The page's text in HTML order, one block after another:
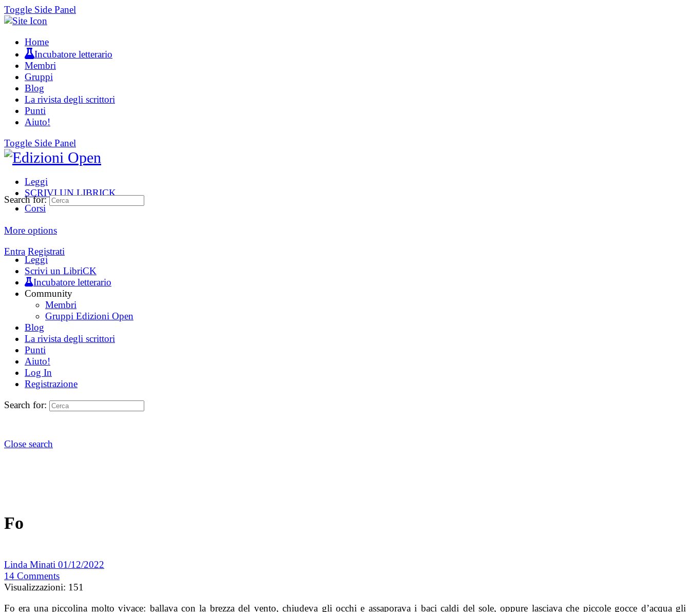
Toggle Side Panel
Home
Incubatore letterario
Membri
Gruppi
Blog
La rivista degli scrittori
Punti
Aiuto!
Toggle Side Panel
Leggi
SCRIVI UN LIBRICK
Corsi
More options
Entra Registrati
Search for:
Leggi
Scrivi un LibriCK
Incubatore letterario
Community
Membri
Gruppi Edizioni Open
Blog
La rivista degli scrittori
Punti
Aiuto!
Log In
Registrazione
Search for:
Close search
Fo
Linda Minati 01/12/2022
14 Comments
Visualizzazioni: 151
Fo era una piccolina molto vivace: ballava con la brezza del vento, chiudeva gli occhi e assaporava i baci caldi del sole, oppure lasciava che piccole gocce d’acqua gli